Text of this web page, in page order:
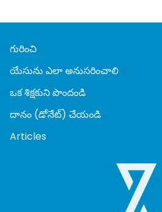
గురించి
యేసును ఎలా అనుసరించాలి
ఒక శిక్షకుని పొందండి
దానం (డోనేట్) చేయండి
Articles